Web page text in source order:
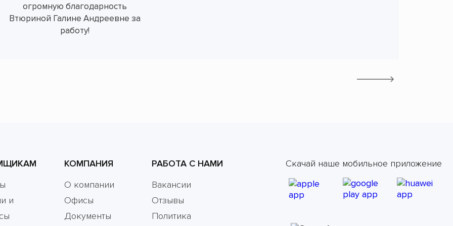
огромную благодарность
Втюриной Галине Андреевне за
работу!
и
КОМПАНИЯ
О компании
Офисы
Документы
РАБОТА С НАМИ
Вакансии
Отзывы
Политика
Скачай наше мобильное приложение